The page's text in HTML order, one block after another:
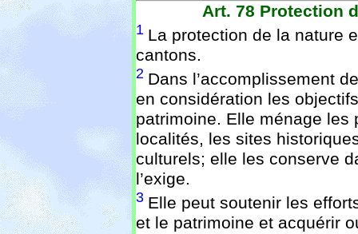
Art. 78 Protection
1 La protection de la nature
cantons.
2 Dans l’accomplissement
en considération les
patrimoine. Elle ménage
localités, les sites
culturels; elle les conserve
l’exige.
3 Elle peut soutenir les
et le patrimoine et acquérir